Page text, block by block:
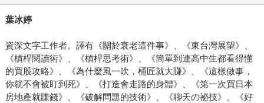
葉冰婷
資深文字工作者。譯有《關於衰老這件事》、《東台灣展望》、
《槓桿閱讀術》、《槓桿思考術》、《簡單到連高中生都看得懂
的買股攻略》、《為什麼風一吹，桶匠就大賺》、《這樣做事，
你就不會被盯到死》、《打造會走路的身體》、《第一次買日本
房地產就賺錢》、《破解問題的技術》、《聊天の祕技》、《好